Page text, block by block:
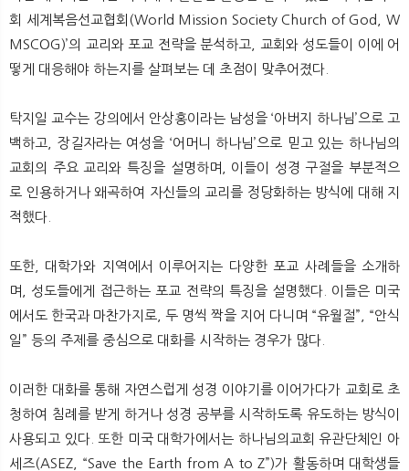
회 세계복음선교협회(World Mission Society Church of God, W
MSCOG)’의 교리와 포교 전략을 분석하고, 교회와 성도들이 이에 어
떻게 대응해야 하는지를 살펴보는 데 초점이 맞추어졌다.
탁지일 교수는 강의에서 안상홍이라는 남성을 ‘아버지 하나님’으로 고
백하고, 장길자라는 여성을 ‘어머니 하나님’으로 믿고 있는 하나님의
교회의 주요 교리와 특징을 설명하며, 이들이 성경 구절을 부분적으
로 인용하거나 왜곡하여 자신들의 교리를 정당화하는 방식에 대해 지
적했다.
또한, 대학가와 지역에서 이루어지는 다양한 포교 사례들을 소개하
며, 성도들에게 접근하는 포교 전략의 특징을 설명했다. 이들은 미국
에서도 한국과 마찬가지로, 두 명씩 짝을 지어 다니며 “유월절”, “안식
일” 등의 주제를 중심으로 대화를 시작하는 경우가 많다.
이러한 대화를 통해 자연스럽게 성경 이야기를 이어가다가 교회로 초
청하여 침례를 받게 하거나 성경 공부를 시작하도록 유도하는 방식이
사용되고 있다. 또한 미국 대학가에서는 하나님의교회 유관단체인 아
세즈(ASEZ, “Save the Earth from A to Z”)가 활동하며 대학생들